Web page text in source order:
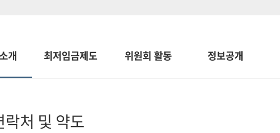
개 최저임금제도 위원회 활동 정보공개
락처 및 약도